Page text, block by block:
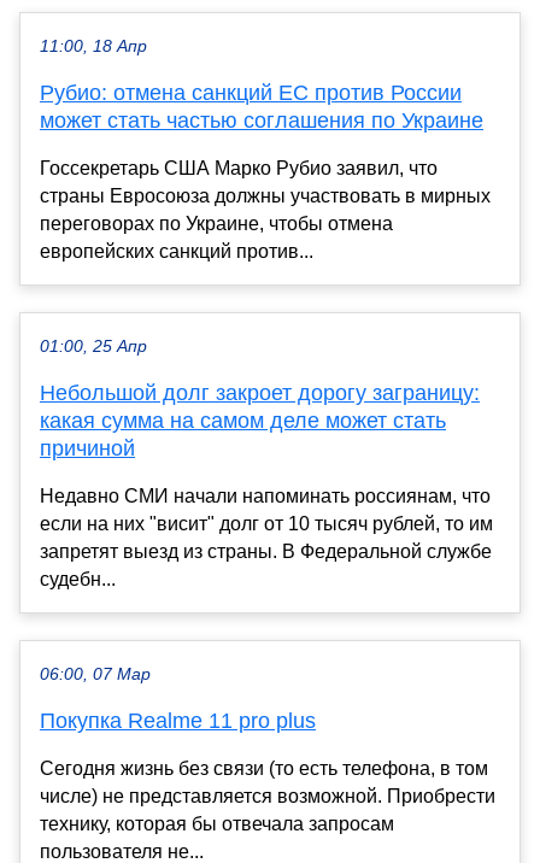
11:00, 18 Апр
Рубио: отмена санкций ЕС против России
может стать частью соглашения по Украине
Госсекретарь США Марко Рубио заявил, что
страны Евросоюза должны участвовать в мирных
переговорах по Украине, чтобы отмена
европейских санкций против...
01:00, 25 Апр
Небольшой долг закроет дорогу заграницу:
какая сумма на самом деле может стать
причиной
Недавно СМИ начали напоминать россиянам, что
если на них "висит" долг от 10 тысяч рублей, то им
запретят выезд из страны. В Федеральной службе
судебн...
06:00, 07 Мар
Покупка Realme 11 pro plus
Сегодня жизнь без связи (то есть телефона, в том
числе) не представляется возможной. Приобрести
технику, которая бы отвечала запросам
пользователя не...